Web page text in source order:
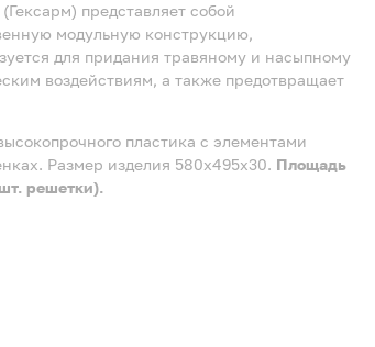
представляет собой
модульную конструкцию,
для придания травяному и насыпному
воздействиям, а также предотвращает
пластика с элементами
Размер изделия 580x495x30. Площадь
решетки).